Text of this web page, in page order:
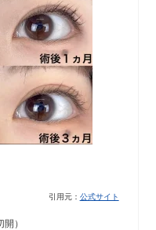
引用元： 公式サイト
）